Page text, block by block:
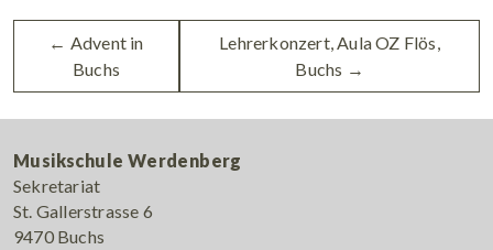
← Advent in
Buchs
Lehrerkonzert, Aula OZ Flös,
Buchs →
Musikschule Werdenberg
Sekretariat
St. Gallerstrasse 6
9470 Buchs